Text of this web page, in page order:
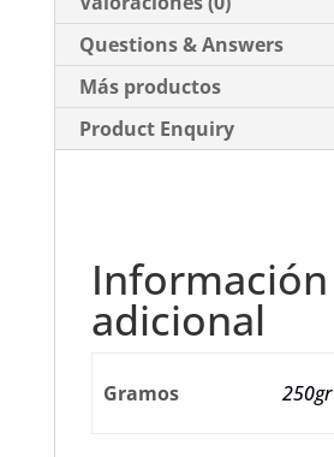
Questions & Answers
Más productos
Product Enquiry
Información
adicional
Gramos 250gr